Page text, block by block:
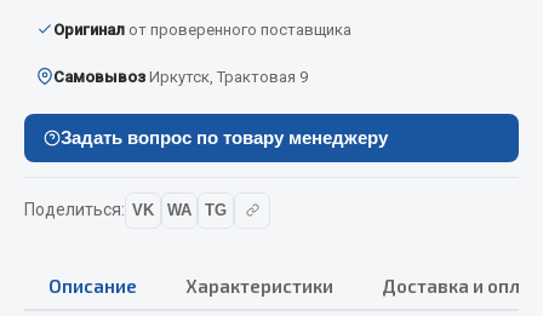
Автокаталоги
Аптечки и знаки автомобильные
Брызговики
Вентиляторы кабины
Весь раздел
Оригинал от проверенного поставщика
Самовывоз Иркутск, Трактовая 9
Задать вопрос по товару менеджеру
Поделиться: VK WA TG
Описание Характеристики Доставка и